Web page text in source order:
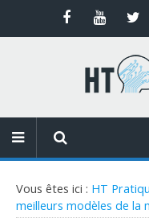
Vous êtes ici : HT
meilleurs modèles de la